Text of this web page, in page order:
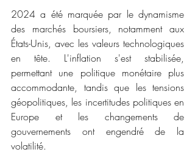
2024 a été marquée par le dynamisme
des marchés boursiers, notamment aux
États-Unis, avec les valeurs technologiques
en tête. L'inflation s'est stabilisée,
permettant une politique monétaire plus
accommodante, tandis que les tensions
géopolitiques, les incertitudes politiques en
Europe et les changements de
gouvernements ont engendré de la
volatilité.